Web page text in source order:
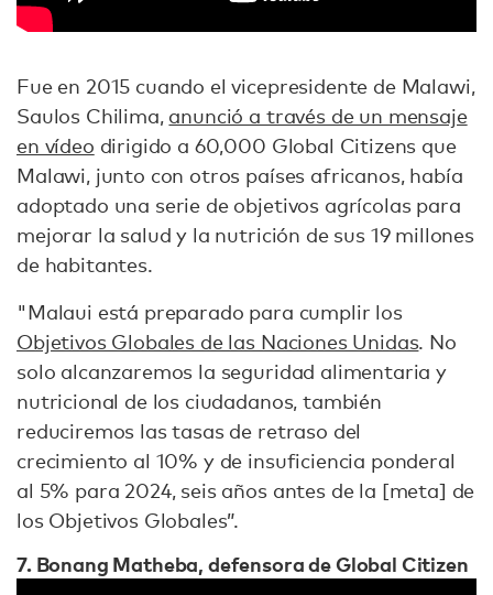
Fue en 2015 cuando el vicepresidente de Malawi,
Saulos Chilima, anunció a través de un mensaje
en vídeo dirigido a 60,000 Global Citizens que
Malawi, junto con otros países africanos, había
adoptado una serie de objetivos agrícolas para
mejorar la salud y la nutrición de sus 19 millones
de habitantes.
"Malaui está preparado para cumplir los
Objetivos Globales de las Naciones Unidas. No
solo alcanzaremos la seguridad alimentaria y
nutricional de los ciudadanos, también
reduciremos las tasas de retraso del
crecimiento al 10% y de insuficiencia ponderal
al 5% para 2024, seis años antes de la [meta] de
los Objetivos Globales”.
7. Bonang Matheba, defensora de Global Citizen